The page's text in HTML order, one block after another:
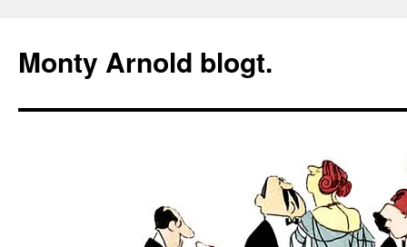
springen
Monty Arnold blogt.